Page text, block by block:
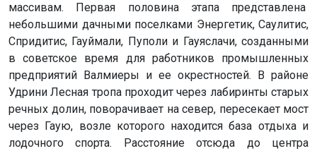
массивам. Первая половина этапа представлена
небольшими дачными поселками Энергетик, Саулитис,
Спридитис, Гауймали, Пуполи и Гауяслачи, созданными
в советское время для работников промышленных
предприятий Валмиеры и ее окрестностей. В районе
Удрини Лесная тропа проходит через лабиринты старых
речных долин, поворачивает на север, пересекает мост
через Гаую, возле которого находится база отдыха и
лодочного спорта. Расстояние отсюда до центра